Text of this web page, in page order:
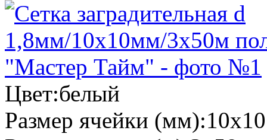
Цвет:белый
Размер ячейки (мм):10х10